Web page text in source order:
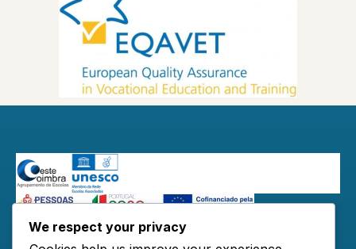
Redes Sociais:
We respect your privacy